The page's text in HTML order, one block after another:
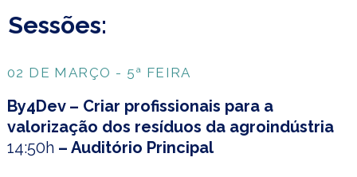
Sessões:
02 DE MARÇO - 5ª FEIRA
By4Dev – Criar profissionais para a
valorização dos resíduos da agroindústria
14:50h– Auditório Principal